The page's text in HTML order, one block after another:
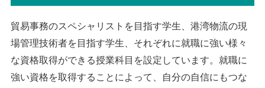
貿易事務のスペシャリストを目指す学生、港湾物流の現
場管理技術者を目指す学生、それぞれに就職に強い様々
な資格取得ができる授業科目を設定しています。就職に
強い資格を取得することによって、自分の自信にもつな